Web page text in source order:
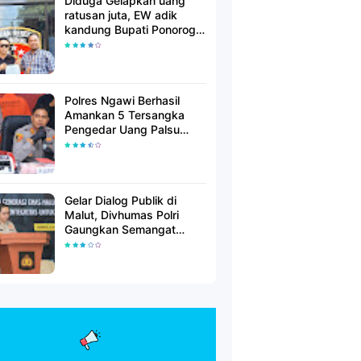
ratusan juta, EW adik
kandung Bupati Ponorogo
dilaporkan Polisi
Polres Ngawi Berhasil
Amankan 5 Tersangka
Pengedar Uang Palsu
Lintas Provinsi
Gelar Dialog Publik di
Malut, Divhumas Polri
Gaungkan Semangat
Generasi Berkarakter dan